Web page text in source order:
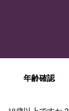
年齢確認